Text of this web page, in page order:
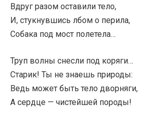
Вдруг разом оставили тело,
И, стукнувшись лбом о перила,
Собака под мост полетела…
Труп волны снесли под коряги…
Старик! Ты не знаешь природы:
Ведь может быть тело дворняги,
А сердце — чистейшей породы!